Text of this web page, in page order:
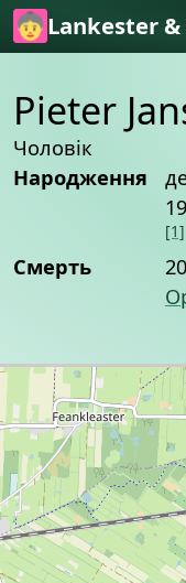
Skip to main
Lankester
Pieter
Чоловік
Народження
[1]
Смерть